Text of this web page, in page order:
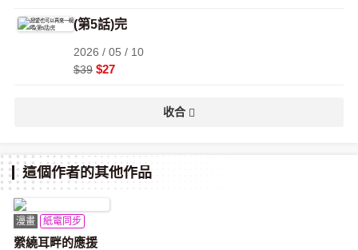
(第5話)完
2026 / 05 / 10
$39 $27
收合
這個作者的其他作品
漫畫 紙電同步
縈繞耳畔的應援